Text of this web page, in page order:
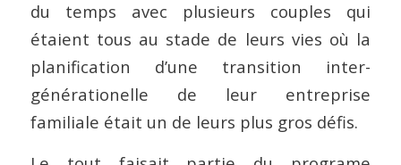
du temps avec plusieurs couples qui
étaient tous au stade de leurs vies où la
planification d’une transition inter-
générationelle de leur entreprise
familiale était un de leurs plus gros défis.